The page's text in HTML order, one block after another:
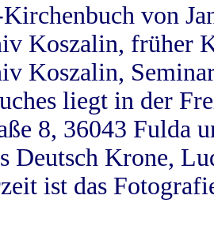
von
Koszalin, früher
Koszalin,
liegt in der
8, 36043 Fulda
Deutsch Krone,
ist das